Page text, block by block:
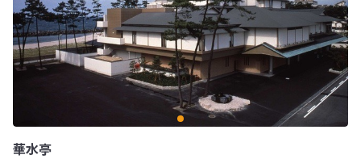
華水亭